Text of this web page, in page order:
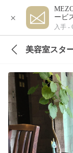
×
ービ
入手 -
美容室スタ